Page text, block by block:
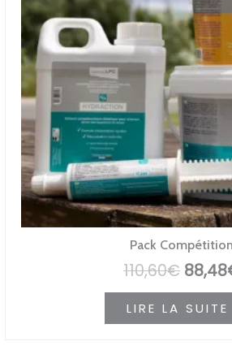
Pack Compétition
110,60€ Le
prix
initial
88,48
LIRE LA SUITE